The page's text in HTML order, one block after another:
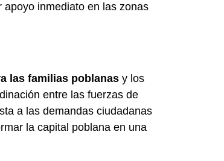
inmediato en las zonas
las familias poblanasy los
entre las fuerzas de
a las demandas ciudadanas
la capital poblana en una